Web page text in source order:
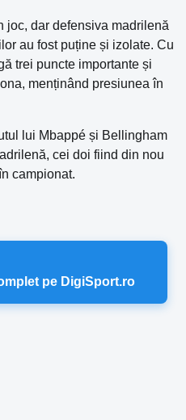
joc, dar defensiva madrilenă
au fost puține și izolate. Cu
trei puncte importante și
menținând presiunea în
lui Mbappé și Bellingham
cei doi fiind din nou
campionat.
pe DigiSport.ro